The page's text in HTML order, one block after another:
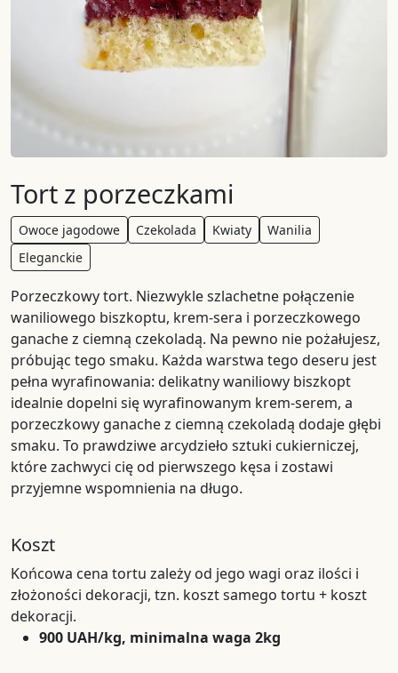
Tort z porzeczkami
Owoce jagodowe Czekolada Kwiaty
Wanilia
Eleganckie
Porzeczkowy tort. Niezwykle szlachetne połączenie
waniliowego biszkoptu, krem-sera i porzeczkowego
ganache z ciemną czekoladą. Na pewno nie pożałujesz,
próbując tego smaku. Każda warstwa tego deseru jest
pełna wyrafinowania: delikatny waniliowy biszkopt
idealnie dopelni się wyrafinowanym krem-serem, a
porzeczkowy ganache z ciemną czekoladą dodaje głębi
smaku. To prawdziwe arcydzieło sztuki cukierniczej,
które zachwyci cię od pierwszego kęsa i zostawi
przyjemne wspomnienia na długo.
Koszt
Końcowa cena tortu zależy od jego wagi oraz ilości i
złożoności dekoracji, tzn. koszt samego tortu + koszt
dekoracji.
900 UAH/kg, minimalna waga 2kg